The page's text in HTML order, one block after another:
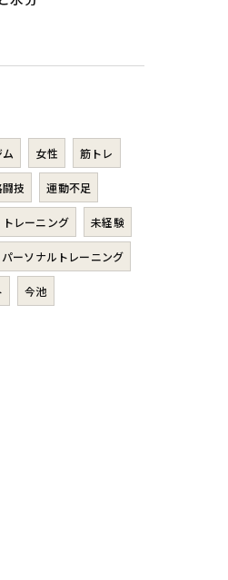
女性 筋トレ
技 運動不足
トレーニング 未経験
パーソナルトレーニング
今池